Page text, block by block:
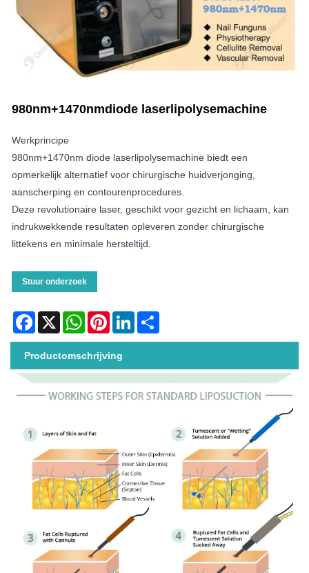
980nm+1470nmdiode laserlipolysemachine
Werkprincipe
980nm+1470nm diode laserlipolysemachine biedt een
opmerkelijk alternatief voor chirurgische huidverjonging,
aanscherping en contourenprocedures.
Deze revolutionaire laser, geschikt voor gezicht en lichaam, kan
indrukwekkende resultaten opleveren zonder chirurgische
littekens en minimale hersteltijd.
Stuur onderzoek
Facebook
X WhatsAppPinterestLinkedIn
Productomschrijving